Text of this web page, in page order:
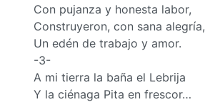
Con pujanza y honesta labor,
Construyeron, con sana alegría,
Un edén de trabajo y amor.
-3-
A mi tierra la baña el Lebrija
Y la ciénaga Pita en frescor…